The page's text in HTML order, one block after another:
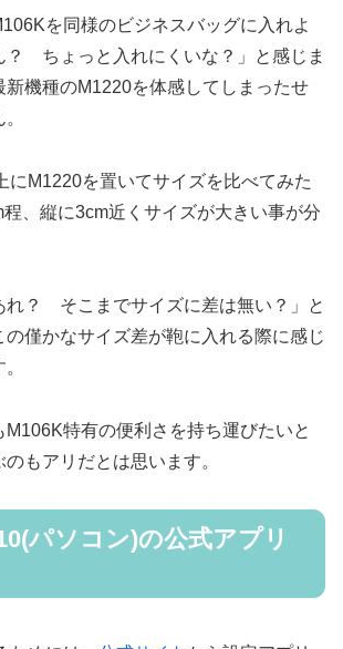
を同様のビジネスバッグに入れよ
？ ちょっと入れにくいな？」と感じま
新機種のM1220を体感してしまったせ
にM1220を置いてサイズを比べてみた
、縦に3cm近くサイズが大きい事が分
れ？ そこまでサイズに差は無い？」と
僅かなサイズ差が鞄に入れる際に感じ
M106K特有の便利さを持ち運びたいと
もアリだとは思います。
パソコン)の公式アプリ